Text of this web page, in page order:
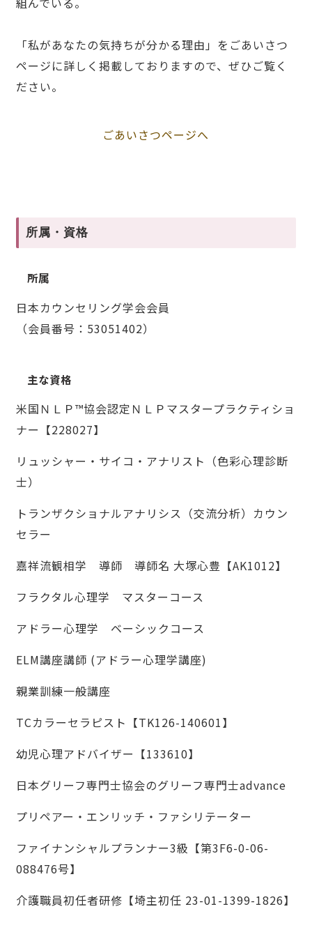
「私があなたの気持ちが分かる理由」をごあいさつ
ページに詳しく掲載しておりますので、ぜひご覧く
ださい。
ごあいさつページへ
所属・資格
所属
日本カウンセリング学会会員
（会員番号：53051402）
主な資格
米国ＮＬＰ™協会認定ＮＬＰマスタープラクティショ
ナー【228027】
リュッシャー・サイコ・アナリスト（色彩心理診断
士）
トランザクショナルアナリシス（交流分析）カウン
セラー
嘉祥流観相学 導師 導師名 大塚心豊【AK1012】
フラクタル心理学 マスターコース
アドラー心理学 ベーシックコース
ELM講座講師 (アドラー心理学講座)
親業訓練一般講座
TCカラーセラピスト【TK126-140601】
幼児心理アドバイザー【133610】
日本グリーフ専門士協会のグリーフ専門士advance
プリペアー・エンリッチ・ファシリテーター
ファイナンシャルプランナー3級【第3F6-0-06-
088476号】
介護職員初任者研修【埼主初任 23-01-1399-1826】